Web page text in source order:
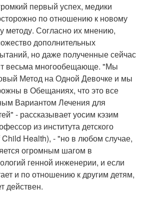
первый успех, медики
по отношению к новому
методу. Согласно их мнению,
дополнительных
но даже полученные сейчас
весьма многообещающе. "Мы
Метод на Одной Девочке и мы
в Обещаниях, что это все
Вариантом Лечения для
- рассказывает уосим кэзим
из института детского
Child Health), - "но в любом случае,
огромным шагом в
генной инженерии, и если
и по отношению к другим детям,
действен.